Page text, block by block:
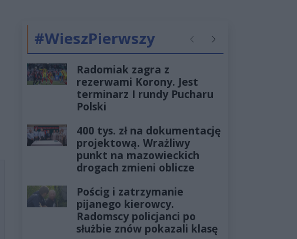
#WieszPierwszy PoprzednieNastępne
Radomiak zagra z
rezerwami Korony. Jest
terminarz I rundy Pucharu
Polski
400 tys. zł na dokumentację
projektową. Wrażliwy
punkt na mazowieckich
drogach zmieni oblicze
Pościg i zatrzymanie
pijanego kierowcy.
Radomscy policjanci po
służbie znów pokazali klasę